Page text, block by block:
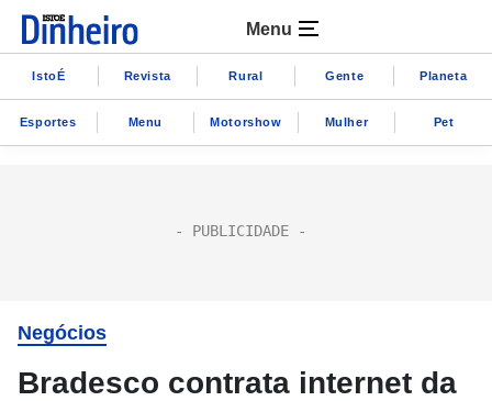
Menu
IstoÉ Revista Rural Gente Planeta
Esportes Menu Motorshow Mulher Pet
Negócios
Bradesco contrata internet da